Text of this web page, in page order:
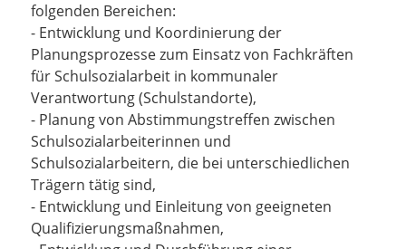
folgenden Bereichen:
- Entwicklung und Koordinierung der
Planungsprozesse zum Einsatz von Fachkräften
für Schulsozialarbeit in kommunaler
Verantwortung (Schulstandorte),
- Planung von Abstimmungstreffen zwischen
Schulsozialarbeiterinnen und
Schulsozialarbeitern, die bei unterschiedlichen
Trägern tätig sind,
- Entwicklung und Einleitung von geeigneten
Qualifizierungsmaßnahmen,